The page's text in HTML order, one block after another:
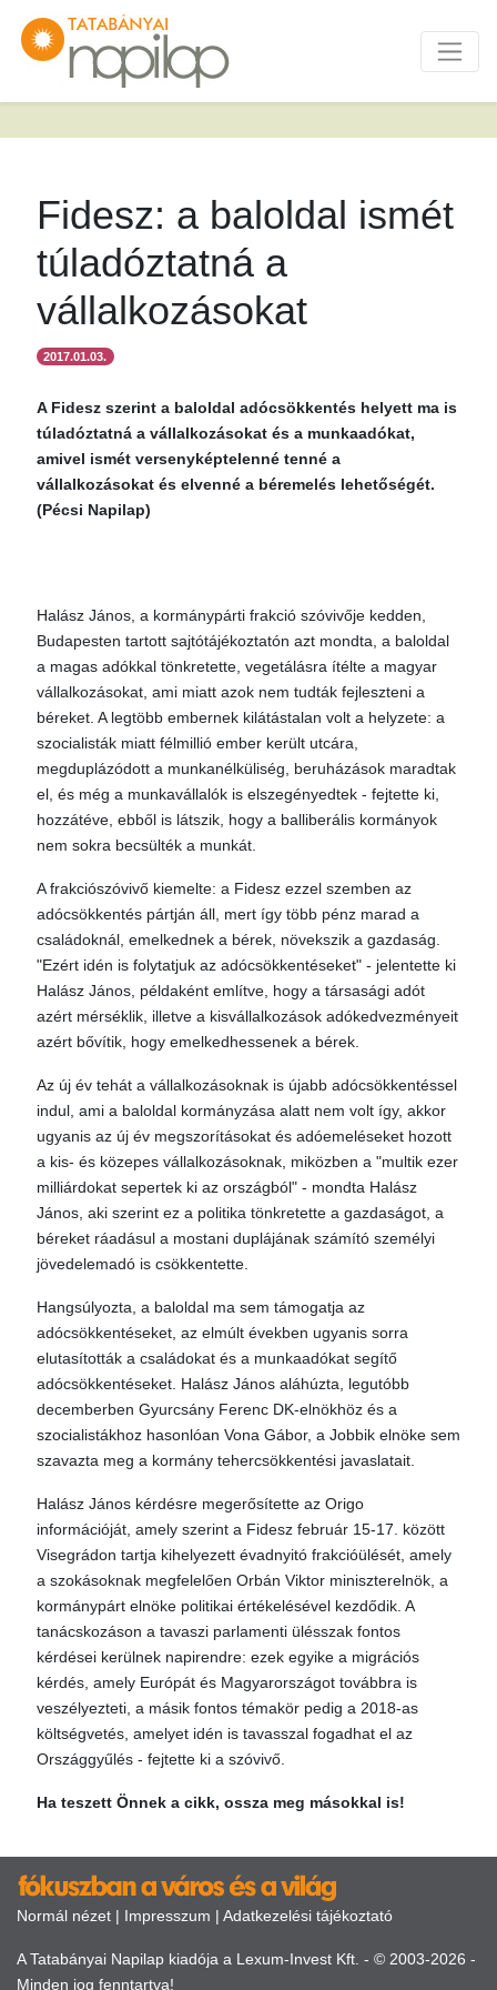
Fidesz: a baloldal ismét
túladóztatná a
vállalkozásokat
2017.01.03.
A Fidesz szerint a baloldal adócsökkentés helyett ma is
túladóztatná a vállalkozásokat és a munkaadókat,
amivel ismét versenyképtelenné tenné a
vállalkozásokat és elvenné a béremelés lehetőségét.
(Pécsi Napilap)
Halász János, a kormánypárti frakció szóvivője kedden,
Budapesten tartott sajtótájékoztatón azt mondta, a baloldal
a magas adókkal tönkretette, vegetálásra ítélte a magyar
vállalkozásokat, ami miatt azok nem tudták fejleszteni a
béreket. A legtöbb embernek kilátástalan volt a helyzete: a
szocialisták miatt félmillió ember került utcára,
megduplázódott a munkanélküliség, beruházások maradtak
el, és még a munkavállalók is elszegényedtek - fejtette ki,
hozzátéve, ebből is látszik, hogy a balliberális kormányok
nem sokra becsülték a munkát.
A frakciószóvivő kiemelte: a Fidesz ezzel szemben az
adócsökkentés pártján áll, mert így több pénz marad a
családoknál, emelkednek a bérek, növekszik a gazdaság.
"Ezért idén is folytatjuk az adócsökkentéseket" - jelentette ki
Halász János, példaként említve, hogy a társasági adót
azért mérséklik, illetve a kisvállalkozások adókedvezményeit
azért bővítik, hogy emelkedhessenek a bérek.
Az új év tehát a vállalkozásoknak is újabb adócsökkentéssel
indul, ami a baloldal kormányzása alatt nem volt így, akkor
ugyanis az új év megszorításokat és adóemeléseket hozott
a kis- és közepes vállalkozásoknak, miközben a "multik ezer
milliárdokat sepertek ki az országból" - mondta Halász
János, aki szerint ez a politika tönkretette a gazdaságot, a
béreket ráadásul a mostani duplájának számító személyi
jövedelemadó is csökkentette.
Hangsúlyozta, a baloldal ma sem támogatja az
adócsökkentéseket, az elmúlt években ugyanis sorra
elutasították a családokat és a munkaadókat segítő
adócsökkentéseket. Halász János aláhúzta, legutóbb
decemberben Gyurcsány Ferenc DK-elnökhöz és a
szocialistákhoz hasonlóan Vona Gábor, a Jobbik elnöke sem
szavazta meg a kormány tehercsökkentési javaslatait.
Halász János kérdésre megerősítette az Origo
információját, amely szerint a Fidesz február 15-17. között
Visegrádon tartja kihelyezett évadnyitó frakcióülését, amely
a szokásoknak megfelelően Orbán Viktor miniszterelnök, a
kormánypárt elnöke politikai értékelésével kezdődik. A
tanácskozáson a tavaszi parlamenti ülésszak fontos
kérdései kerülnek napirendre: ezek egyike a migrációs
kérdés, amely Európát és Magyarországot továbbra is
veszélyezteti, a másik fontos témakör pedig a 2018-as
költségvetés, amelyet idén is tavasszal fogadhat el az
Országgyűlés - fejtette ki a szóvivő.
Ha teszett Önnek a cikk, ossza meg másokkal is!
Normál nézet | Impresszum | Adatkezelési tájékoztató
A Tatabányai Napilap kiadója a Lexum-Invest Kft. - © 2003-2026 -
Minden jog fenntartva!